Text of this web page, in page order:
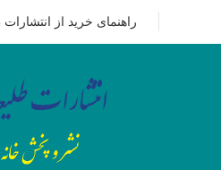
راهنمای خرید از
09351628875 هزینه ای